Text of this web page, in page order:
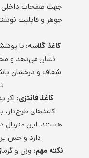
جهت صفحات داخلی
جوهر و قابلیت
کاغذ گلاسه: با
نشان می‌دهد و
شفاف و درخشان
کاغذ فانتزی: اگر
کاغذهای طرح‌دار،
هستند. این متریال
دارد و حس
نکته مهم: وزن و